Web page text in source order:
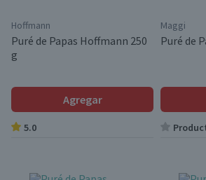
Hoffmann
Puré de Papas Hoffmann 250
g
Agregar
5.0
Maggi
Puré de